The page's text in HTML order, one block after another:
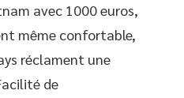
avec 1000 euros,
même confortable,
réclament une
de